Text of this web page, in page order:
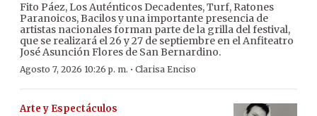
Fito Páez, Los Auténticos Decadentes, Turf, Ratones
Paranoicos, Bacilos y una importante presencia de
artistas nacionales forman parte de la grilla del festival,
que se realizará el 26 y 27 de septiembre en el Anfiteatro
José Asunción Flores de San Bernardino.
Agosto 7, 2026 10:26 p. m. · Clarisa Enciso
Arte y Espectáculos